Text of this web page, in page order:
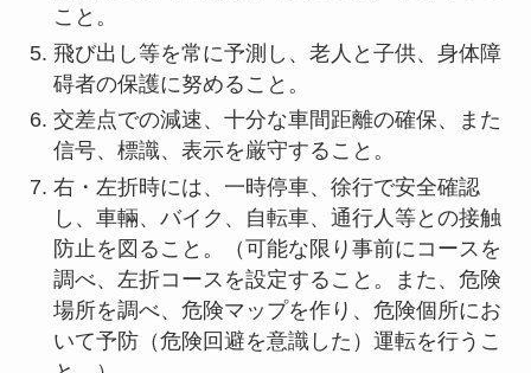
こと。
飛び出し等を常に予測し、老人と子供、身体障
碍者の保護に努めること。
交差点での減速、十分な車間距離の確保、また
信号、標識、表示を厳守すること。
右・左折時には、一時停車、徐行で安全確認
し、車輛、バイク、自転車、通行人等との接触
防止を図ること。（可能な限り事前にコースを
調べ、左折コースを設定すること。また、危険
場所を調べ、危険マップを作り、危険個所にお
いて予防（危険回避を意識した）運転を行うこ